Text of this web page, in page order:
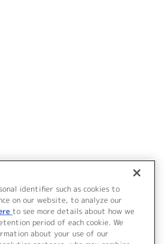
identifier such as cookies to
on our website, to analyze our
to see more details about how we
period of each cookie. We
about your use of our